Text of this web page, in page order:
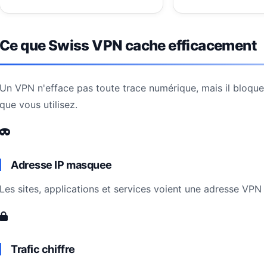
Ce que Swiss VPN cache efficacement
Un VPN n'efface pas toute trace numérique, mais il
que vous utilisez.
Adresse IP masquee
Les sites, applications et services voient une adresse
Trafic chiffre